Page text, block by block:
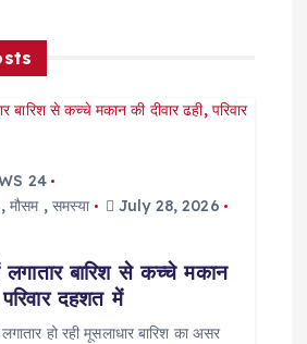
24
, मौसम, समस्या
July 28, 2026
बारिश से कच्चे मकान
परिवार दहशत में
हो रही मूसलाधार बारिश का असर